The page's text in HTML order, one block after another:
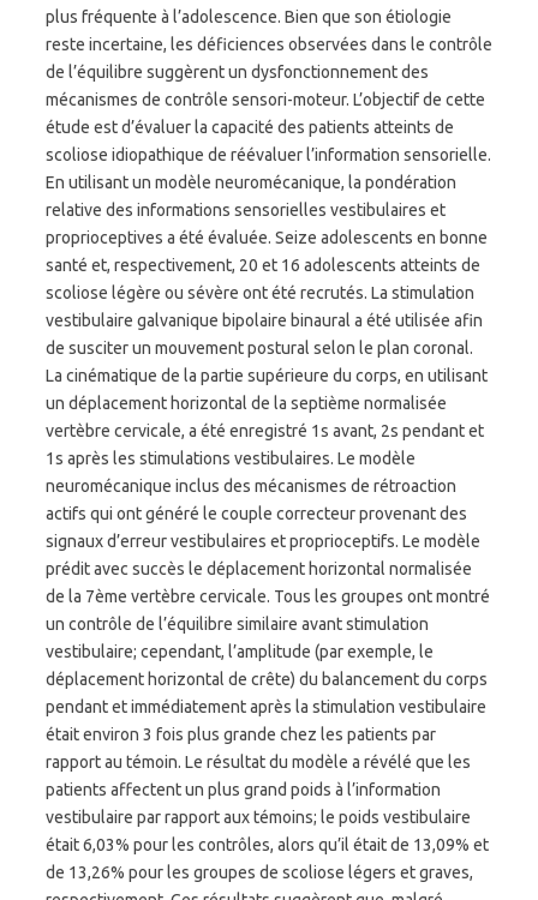
plus fréquente à l’adolescence. Bien que son étiologie
reste incertaine, les déficiences observées dans le contrôle
de l’équilibre suggèrent un dysfonctionnement des
mécanismes de contrôle sensori-moteur. L’objectif de cette
étude est d’évaluer la capacité des patients atteints de
scoliose idiopathique de réévaluer l’information sensorielle.
En utilisant un modèle neuromécanique, la pondération
relative des informations sensorielles vestibulaires et
proprioceptives a été évaluée. Seize adolescents en bonne
santé et, respectivement, 20 et 16 adolescents atteints de
scoliose légère ou sévère ont été recrutés. La stimulation
vestibulaire galvanique bipolaire binaural a été utilisée afin
de susciter un mouvement postural selon le plan coronal.
La cinématique de la partie supérieure du corps, en utilisant
un déplacement horizontal de la septième normalisée
vertèbre cervicale, a été enregistré 1s avant, 2s pendant et
1s après les stimulations vestibulaires. Le modèle
neuromécanique inclus des mécanismes de rétroaction
actifs qui ont généré le couple correcteur provenant des
signaux d’erreur vestibulaires et proprioceptifs. Le modèle
prédit avec succès le déplacement horizontal normalisée
de la 7ème vertèbre cervicale. Tous les groupes ont montré
un contrôle de l’équilibre similaire avant stimulation
vestibulaire; cependant, l’amplitude (par exemple, le
déplacement horizontal de crête) du balancement du corps
pendant et immédiatement après la stimulation vestibulaire
était environ 3 fois plus grande chez les patients par
rapport au témoin. Le résultat du modèle a révélé que les
patients affectent un plus grand poids à l’information
vestibulaire par rapport aux témoins; le poids vestibulaire
était 6,03% pour les contrôles, alors qu’il était de 13,09% et
de 13,26% pour les groupes de scoliose légers et graves,